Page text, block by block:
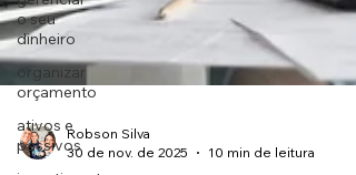
o seu
dinheiro
organizar
orçamento
ativos e
passivos